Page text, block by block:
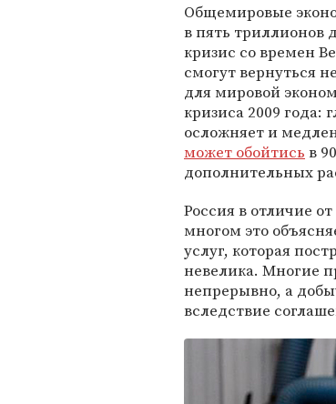
Общемировые
в пять триллионов
кризис со времен
смогут вернуться
для мировой
кризиса 2009
осложняет и
может обойтись в
дополнительных
Россия в отличие
многом это
услуг, которая
невелика. Многие
непрерывно, а
вследствие